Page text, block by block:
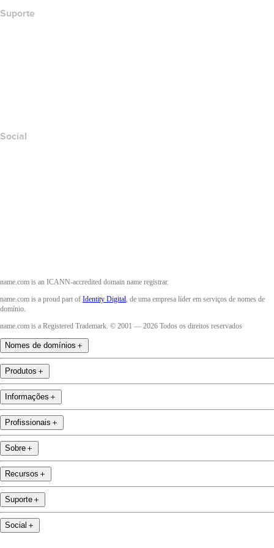
Suporte
Social
name.com is an ICANN-accredited domain name registrar.
name.com is a proud part of Identity Digital , de uma empresa líder em serviços de nomes de
domínio.
name.com is a Registered Trademark. © 2001 — 2026 Todos os direitos reservados
Nomes de domínios ＋
Produtos ＋
Informações ＋
Profissionais ＋
Sobre ＋
Recursos ＋
Suporte ＋
Social ＋